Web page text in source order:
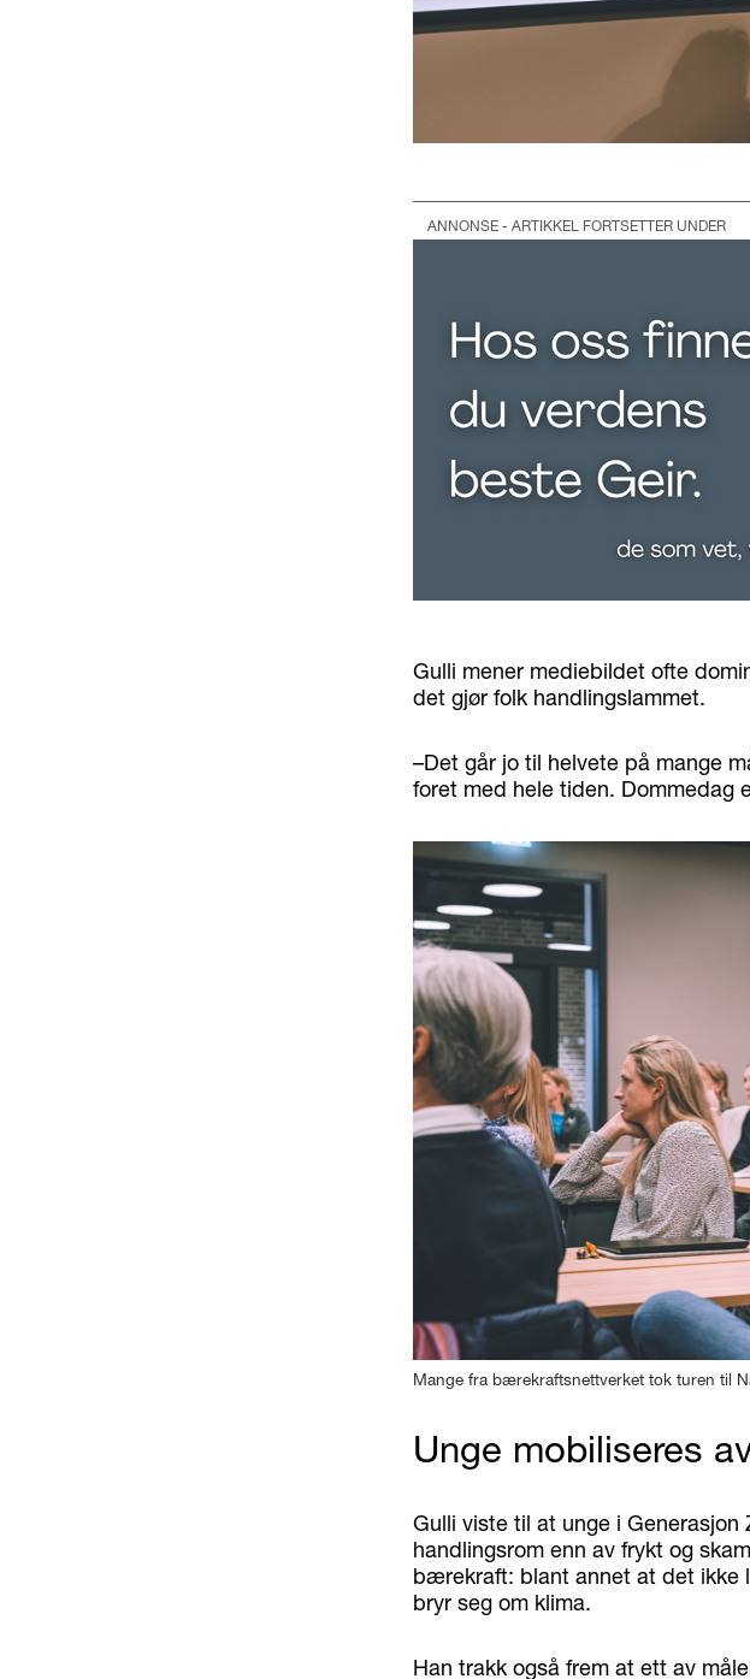
ANNONSE - ARTIKKEL FORTSETTER UNDER
Gulli mener mediebildet ofte
det gjør folk handlingslammet.
–Det går jo til helvete på mange
foret med hele tiden. Dommedag
Mange fra bærekraftsnettverket tok turen til
Unge mobiliseres
Gulli viste til at unge i
handlingsrom enn av frykt og
bærekraft: blant annet at det ikke
bryr seg om klima.
Han trakk også frem at ett av